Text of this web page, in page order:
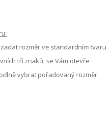
rozměr ve standardním tvaru
tří znaků, se Vám otevře
vybrat pořadovaný rozměr.